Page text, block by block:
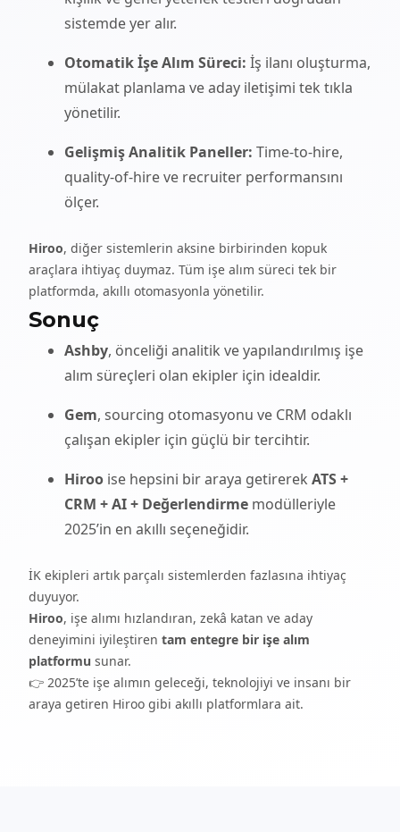
sistemde yer alır.
Otomatik İşe Alım Süreci: İş ilanı oluşturma,
mülakat planlama ve aday iletişimi tek tıkla
yönetilir.
Gelişmiş Analitik Paneller: Time-to-hire,
quality-of-hire ve recruiter performansını
ölçer.
Hiroo, diğer sistemlerin aksine birbirinden kopuk
araçlara ihtiyaç duymaz. Tüm işe alım süreci tek bir
platformda, akıllı otomasyonla yönetilir.
Sonuç
Ashby, önceliği analitik ve yapılandırılmış işe
alım süreçleri olan ekipler için idealdir.
Gem, sourcing otomasyonu ve CRM odaklı
çalışan ekipler için güçlü bir tercihtir.
Hiroo ise hepsini bir araya getirerek ATS +
CRM + AI + Değerlendirme modülleriyle
2025’in en akıllı seçeneğidir.
İK ekipleri artık parçalı sistemlerden fazlasına ihtiyaç
duyuyor.
Hiroo, işe alımı hızlandıran, zekâ katan ve aday
deneyimini iyileştiren tam entegre bir işe alım
platformu sunar.
👉 2025’te işe alımın geleceği, teknolojiyi ve insanı bir
araya getiren Hiroo gibi akıllı platformlara ait.